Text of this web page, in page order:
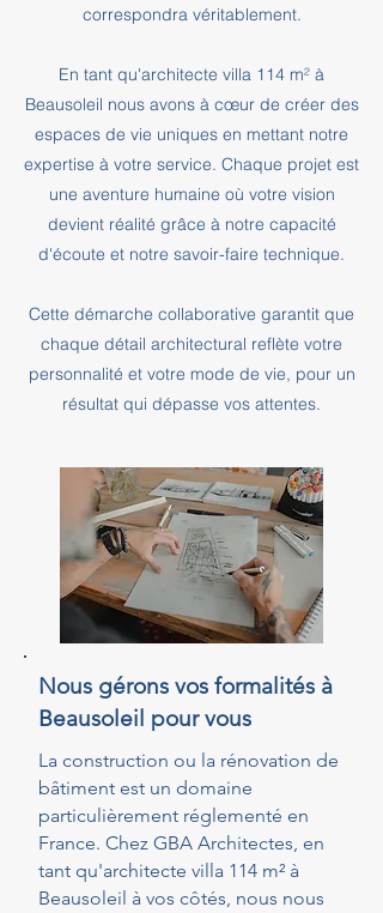
correspondra véritablement.
En tant qu'architecte villa 114 m² à
Beausoleil nous avons à cœur de créer des
espaces de vie uniques en mettant notre
expertise à votre service. Chaque projet est
une aventure humaine où votre vision
devient réalité grâce à notre capacité
d'écoute et notre savoir-faire technique.
Cette démarche collaborative garantit que
chaque détail architectural reflète votre
personnalité et votre mode de vie, pour un
résultat qui dépasse vos attentes.
Nous gérons vos formalités à
Beausoleil pour vous
La construction ou la rénovation de
bâtiment est un domaine
particulièrement réglementé en
France. Chez GBA Architectes, en
tant qu'architecte villa 114 m² à
Beausoleil à vos côtés, nous nous